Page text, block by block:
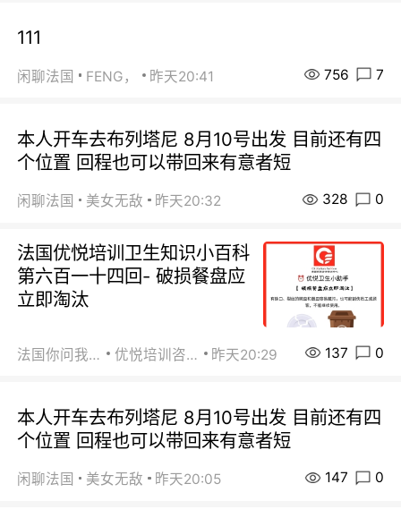
111
闲聊法国 FENG， 昨天20:41 756 7
本人开车去布列塔尼 8月10号出发 目前还有四
个位置 回程也可以带回来有意者短
闲聊法国 美女无敌 昨天20:32 328 0
法国优悦培训卫生知识小百科
第六百一十四回- 破损餐盘应
立即淘汰
法国你问我答 优悦培训咨询 昨天20:29 137 0
本人开车去布列塔尼 8月10号出发 目前还有四
个位置 回程也可以带回来有意者短
闲聊法国 美女无敌 昨天20:05 147 0